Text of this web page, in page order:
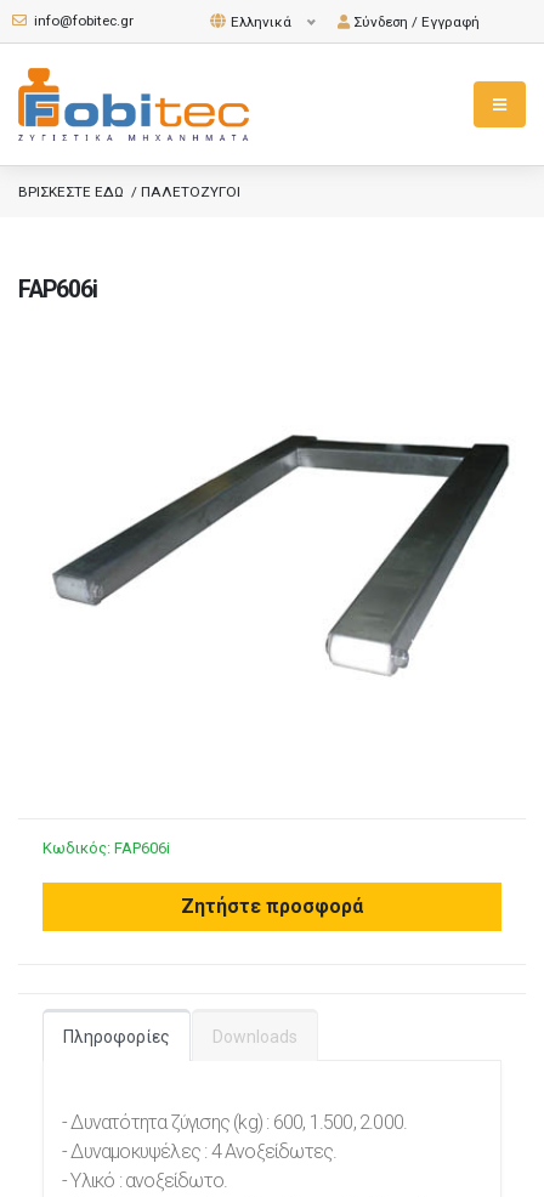
info@fobitec.gr Ελληνικά Σύνδεση / Εγγραφή
BΡΙΣΚΕΣΤΕ ΕΔΩ / ΠΑΛΕΤΟΖΥΓΟΙ
FAP606i
Κωδικός: FAP606i
Ζητήστε προσφορά
Πληροφορίες Downloads
- Δυνατότητα ζύγισης (kg) : 600, 1.500, 2.000.
- Δυναμοκυψέλες : 4 Ανοξείδωτες.
- Υλικό : ανοξείδωτο.